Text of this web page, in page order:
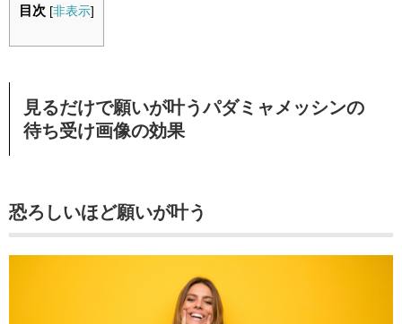
目次 [非表示]
見るだけで願いが叶うパダミャメッシンの
待ち受け画像の効果
恐ろしいほど願いが叶う